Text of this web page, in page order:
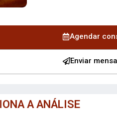
Agendar
Enviar
A ANÁLISE